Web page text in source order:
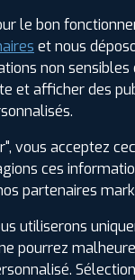
73
A
le bon
et nous
non sensibles
et afficher des
vous acceptez
ces
partenaires
utiliserons
pourrez